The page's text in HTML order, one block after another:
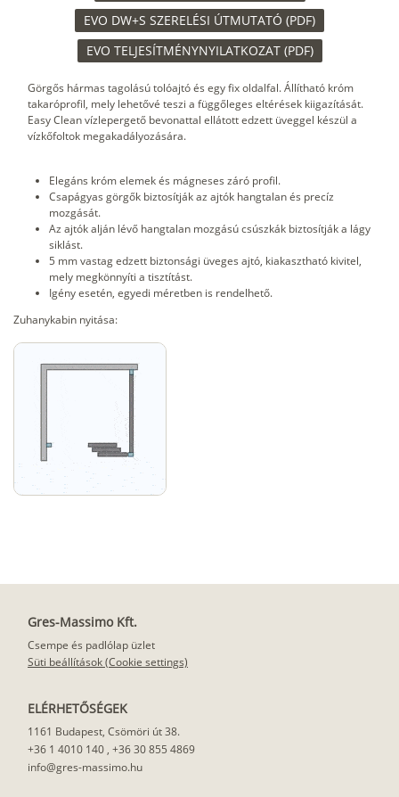
EVO DW+S SZERELÉSI ÚTMUTATÓ (PDF)
EVO TELJESÍTMÉNYNYILATKOZAT (PDF)
Görgős hármas tagolású tolóajtó és egy fix oldalfal. Állítható króm
takaróprofil, mely lehetővé teszi a függőleges eltérések kiigazítását.
Easy Clean vízlepergető bevonattal ellátott edzett üveggel készül a
vízkőfoltok megakadályozására.
Elegáns króm elemek és mágneses záró profil.
Csapágyas görgők biztosítják az ajtók hangtalan és precíz
mozgását.
Az ajtók alján lévő hangtalan mozgású csúszkák biztosítják a lágy
siklást.
5 mm vastag edzett biztonsági üveges ajtó, kiakasztható kivitel,
mely megkönnyíti a tisztítást.
Igény esetén, egyedi méretben is rendelhető.
Zuhanykabin nyitása:
Gres-Massimo Kft.
Csempe és padlólap üzlet
Süti beállítások (Cookie settings)
ELÉRHETŐSÉGEK
1161 Budapest, Csömöri út 38.
+36 1 4010 140, +36 30 855 4869
info@gres-massimo.hu